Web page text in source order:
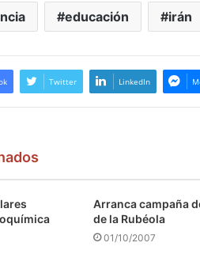
educación irán
Twitter LinkedIn
Arranca campaña
de la Rubéola
01/10/2007